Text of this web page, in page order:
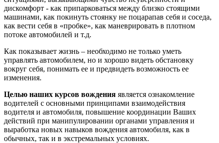
дискомфорт - как припарковаться между близко стоящими
машинами, как покинуть стоянку не поцарапав себя и соседа,
как вести себя в «пробке», как маневрировать в плотном
потоке автомобилей и т.д.
Как показывает жизнь – необходимо не только уметь
управлять автомобилем, но и хорошо видеть обстановку
вокруг себя, понимать ее и предвидеть возможность ее
изменения.
Целью наших курсов вождения является ознакомление
водителей с основными принципами взаимодействия
водителя и автомобиля, повышение координации Ваших
действий при манипулировании органами управления и
выработка новых навыков вождения автомобиля, как в
обычных, так и в экстремальных условиях.